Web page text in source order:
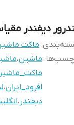
دیفندر مقیاس
: ماکت
:ماشین،
افرود_ایران،
دیفندر ،